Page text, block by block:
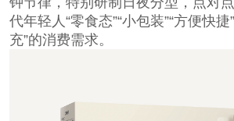
代年轻人“零食态”“小包装”“方便快捷
充”的消费需求。